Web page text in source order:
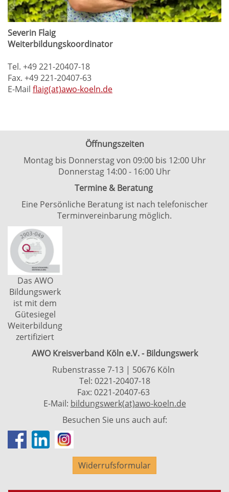
Severin Flaig
Weiterbildungskoordinator
Tel. +49 221-20407-18
Fax. +49 221-20407-63
E-Mail flaig(at)awo-koeln.de
Öffnungszeiten
Montag bis Donnerstag von 09:00 bis 12:00 Uhr
Donnerstag 14:00 - 16:00 Uhr
Termine & Beratung
Eine Persönliche Beratung ist nach telefonischer
Terminvereinbarung möglich.
Das AWO
Bildungswerk
ist mit dem
Gütesiegel
Weiterbildung
zertifiziert
AWO Kreisverband Köln e.V. - Bildungswerk
Rubenstrasse 7-13 | 50676 Köln
Tel: 0221-20407-18
Fax: 0221-20407-63
E-Mail: bildungswerk(at)awo-koeln.de
Besuchen Sie uns auch auf:
Widerrufsformular